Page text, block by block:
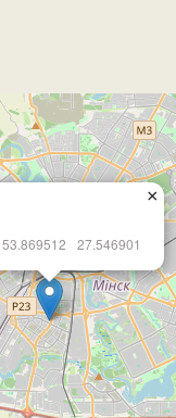
53.869512 27.546901
×